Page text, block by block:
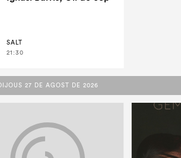
SALT
21:30
DIJOUS 27 DE AGOST DE 2026
DIJOUS 27 DE AGOST DE 2026